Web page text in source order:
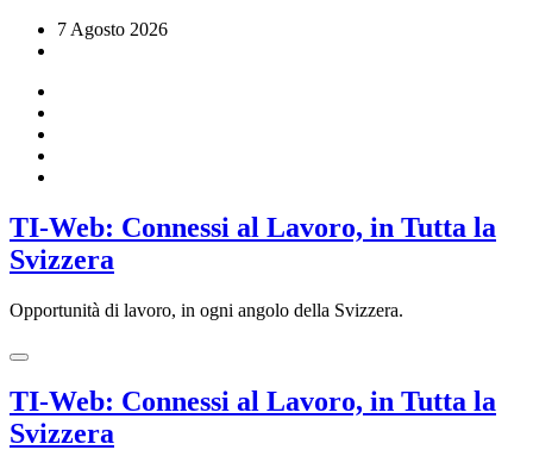
7 Agosto 2026
TI-Web: Connessi al Lavoro, in Tutta la
Svizzera
Opportunità di lavoro, in ogni angolo della Svizzera.
TI-Web: Connessi al Lavoro, in Tutta la
Svizzera